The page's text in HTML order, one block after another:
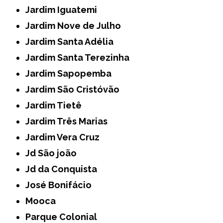
Jardim Iguatemi
Jardim Nove de Julho
Jardim Santa Adélia
Jardim Santa Terezinha
Jardim Sapopemba
Jardim São Cristóvão
Jardim Tietê
Jardim Três Marias
Jardim Vera Cruz
Jd São joão
Jd da Conquista
José Bonifácio
Mooca
Parque Colonial